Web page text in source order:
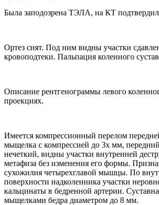
Была заподозрена ТЭЛА, на КТ
Ортез снят. Под ним видны участки
кровоподтеки. Пальпация коленного
Описание рентгенограммы левого
проекциях.
Имеется компрессионный перелом
мыщелка с компрессией до 3х мм,
нечеткий, видны участки внутренней
метафиза без изменения его формы.
сухожилия четырехглавой мышцы. По
поверхности надколенника участки
кальцинаты в бедренной артерии.
мыщелками бедра диаметром до 8 мм.